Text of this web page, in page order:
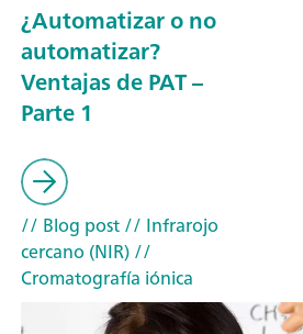
¿Automatizar o no
automatizar?
Ventajas de PAT –
Parte 1
// Blog post// Infrarojo
cercano (NIR)//
Cromatografía iónica